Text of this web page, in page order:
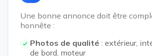
Une bonne annonce doit être
honnête :
Photos de qualité : extérieur,
de bord, moteur